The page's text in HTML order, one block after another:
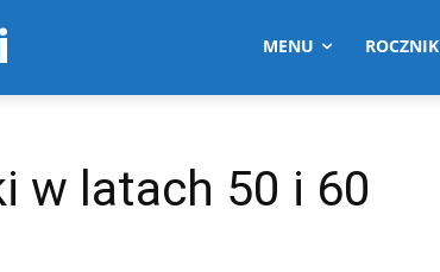
MENU ROCZNIK
w latach 50 i 60